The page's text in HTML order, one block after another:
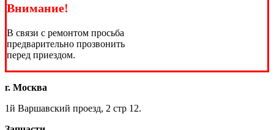
Внимание!
В связи с ремонтом просьба
предварительно прозвонить
перед приездом.
г. Москва
1й Варшавский проезд, 2 стр 12.